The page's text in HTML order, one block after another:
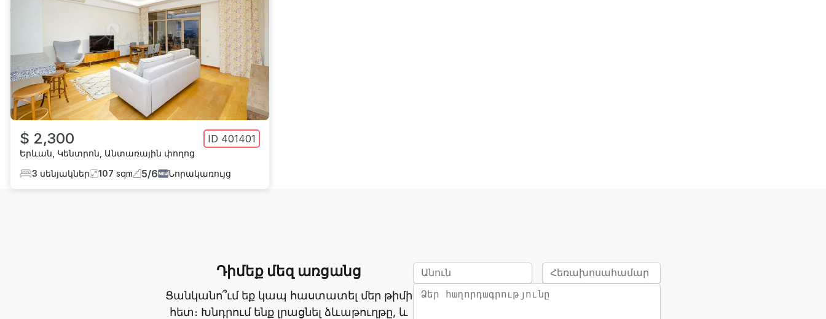
$ 2,300 ID 401401
Երևան Կենտրոն Անտառային փողոց
3 սենյակներ 107 sqm 5/6 Նորակառույց
Դիմեք մեզ առցանց
Ցանկանո՞ւմ եք կապ հաստատել մեր թիմի
հետ։ Խնդրում ենք լրացնել ձևաթուղթը, և